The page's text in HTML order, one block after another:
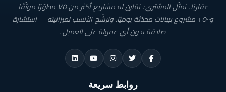
عقاريًا. نمثّل المشتري: نقارن له مشاريع أكثر من ٧٥ مطوّرًا موثّقًا
و٥٠٠+ مشروع ببيانات محدّثة يوميًا، ونرشّح الأنسب لميزانيته — استشارة
صادقة بدون أي عمولة على العميل.
روابط سريعة